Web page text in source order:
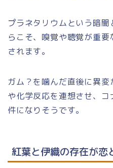
プラネタリウムという暗
らこそ、嗅覚や聴覚が重
されます。
ガム？を噛んだ直後に異
や化学反応を連想させ、
件になりそうです。
紅葉と伊織の存在が恋